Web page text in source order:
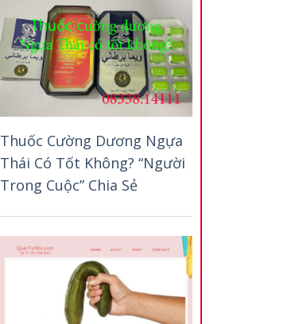
Thuốc Cường Dương Ngựa
Thái Có Tốt Không? “Người
Trong Cuộc” Chia Sẻ